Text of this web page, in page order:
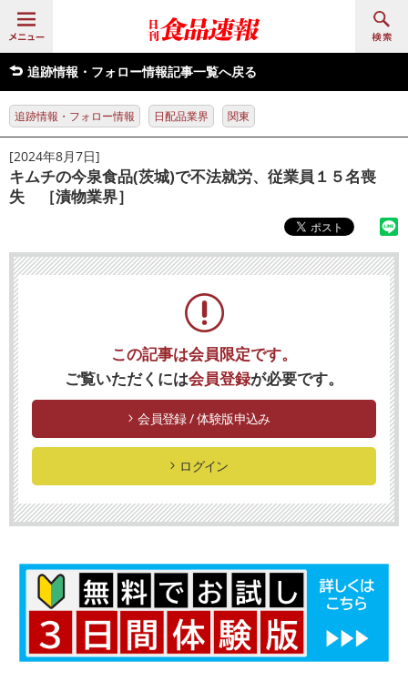
追跡情報・フォロー情報記事一覧へ戻る
追跡情報・フォロー情報 日配品業界 関東
[2024年8月7日]
キムチの今泉食品(茨城)で不法就労、従業員１５名喪
失 ［漬物業界］
この記事は会員限定です。
ご覧いただくには会員登録が必要です。
会員登録 / 体験版申込み
ログイン